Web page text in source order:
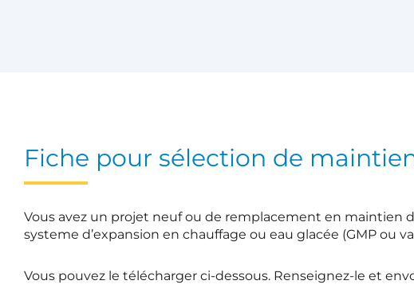
Fiche pour sélection de
Vous avez un projet neuf ou de remplacement en maintien
systeme d’expansion en chauffage ou eau glacée (GMP ou
Vous pouvez le télécharger ci-dessous. Renseignez-le et